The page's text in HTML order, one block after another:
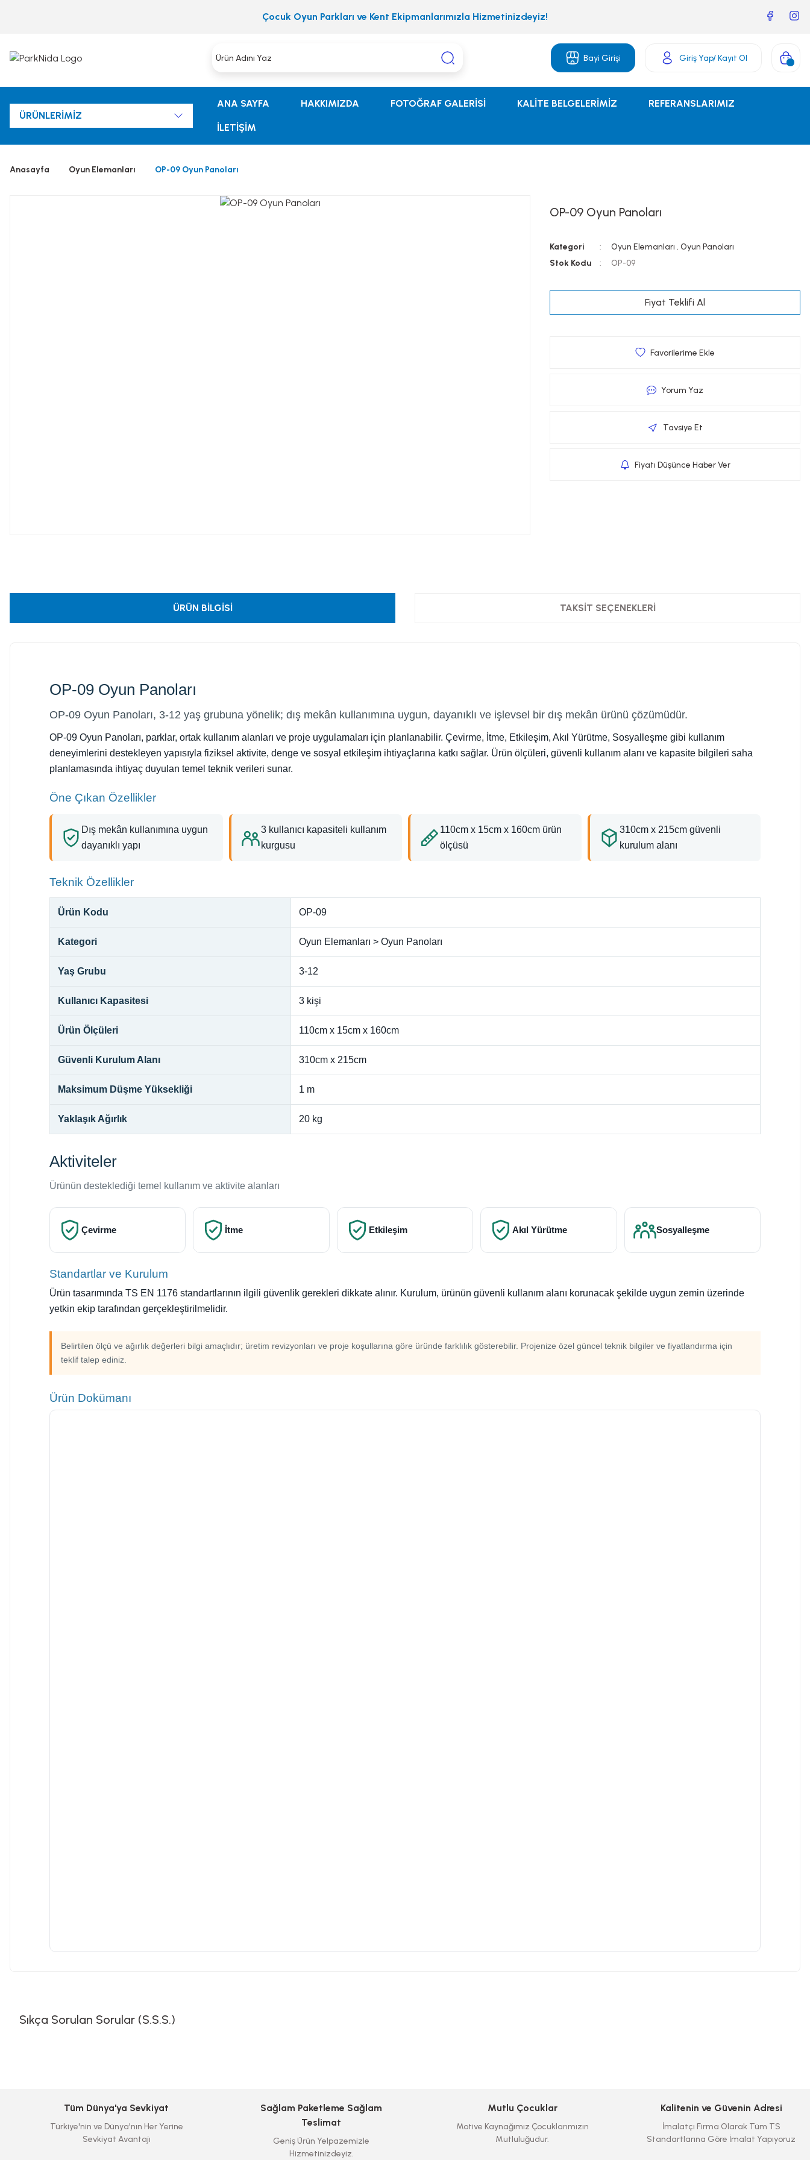
Çocuk Oyun Parkları ve Kent Ekipmanlarımızla Hizmetinizdeyiz!
Bayi Girişi Giriş Yap/ Kayıt Ol
ÜRÜNLERİMİZ
ANA SAYFA HAKKIMIZDA FOTOĞRAF GALERİSİ KALİTE BELGELERİMİZ REFERANSLARIMIZ
İLETİŞİM
Anasayfa Oyun Elemanları OP-09 Oyun Panoları
OP-09 Oyun Panoları
Kategori Oyun Elemanları ,Oyun Panoları
Stok Kodu
OP-09
Fiyat Teklifi Al
Yorum Yaz
Tavsiye Et
Fiyatı Düşünce Haber Ver
ÜRÜN BILGISI TAKSIT SEÇENEKLERI
OP-09 Oyun Panoları
OP-09 Oyun Panoları, 3-12 yaş grubuna yönelik; dış mekân kullanımına uygun, dayanıklı ve işlevsel bir dış mekân ürünü çözümüdür.
OP-09 Oyun Panoları, parklar, ortak kullanım alanları ve proje uygulamaları için planlanabilir. Çevirme, İtme, Etkileşim, Akıl Yürütme, Sosyalleşme gibi kullanım
deneyimlerini destekleyen yapısıyla fiziksel aktivite, denge ve sosyal etkileşim ihtiyaçlarına katkı sağlar. Ürün ölçüleri, güvenli kullanım alanı ve kapasite bilgileri saha
planlamasında ihtiyaç duyulan temel teknik verileri sunar.
Öne Çıkan Özellikler
Dış mekân kullanımına uygun
dayanıklı yapı
3 kullanıcı kapasiteli kullanım
kurgusu
110cm x 15cm x 160cm ürün
ölçüsü
310cm x 215cm güvenli
kurulum alanı
Teknik Özellikler
Ürün Kodu OP-09
Kategori Oyun Elemanları > Oyun Panoları
Yaş Grubu 3-12
Kullanıcı Kapasitesi 3 kişi
Ürün Ölçüleri 110cm x 15cm x 160cm
Güvenli Kurulum Alanı 310cm x 215cm
Maksimum Düşme Yüksekliği 1 m
Yaklaşık Ağırlık 20 kg
Aktiviteler
Ürünün desteklediği temel kullanım ve aktivite alanları
Çevirme İtme Etkileşim Akıl Yürütme Sosyalleşme
Standartlar ve Kurulum
Ürün tasarımında TS EN 1176 standartlarının ilgili güvenlik gerekleri dikkate alınır. Kurulum, ürünün güvenli kullanım alanı korunacak şekilde uygun zemin üzerinde
yetkin ekip tarafından gerçekleştirilmelidir.
Belirtilen ölçü ve ağırlık değerleri bilgi amaçlıdır; üretim revizyonları ve proje koşullarına göre üründe farklılık gösterebilir. Projenize özel güncel teknik bilgiler ve fiyatlandırma için
teklif talep ediniz.
Ürün Dokümanı
Sıkça Sorulan Sorular (S.S.S.)
Tüm Dünya'ya Sevkiyat
Türkiye'nin ve Dünya'nın Her Yerine
Sevkiyat Avantajı
Sağlam Paketleme Sağlam
Teslimat
Geniş Ürün Yelpazemizle
Hizmetinizdeyiz.
Mutlu Çocuklar
Motive Kaynağımız Çocuklarımızın
Mutluluğudur.
Kalitenin ve Güvenin Adresi
İmalatçı Firma Olarak Tüm TS
Standartlarına Göre İmalat Yapıyoruz